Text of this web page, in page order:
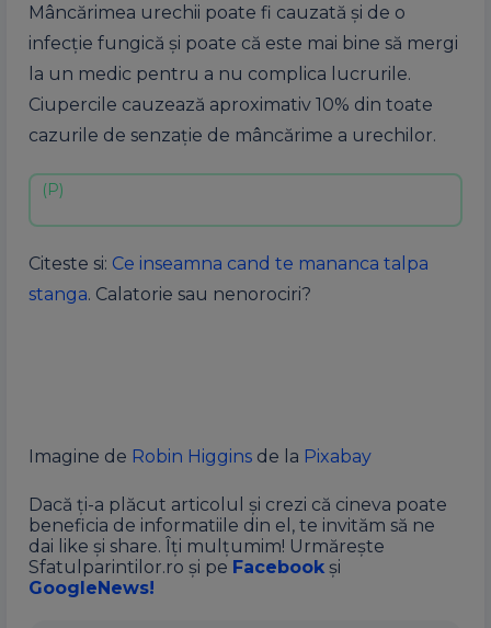
Mâncărimea urechii poate fi cauzată și de o
infecție fungică și poate că este mai bine să mergi
la un medic pentru a nu complica lucrurile.
Ciupercile cauzează aproximativ 10% din toate
cazurile de senzație de mâncărime a urechilor.
Citeste si: Ce inseamna cand te mananca talpa
stanga. Calatorie sau nenorociri?
Imagine de Robin Higgins de la Pixabay
Dacă ți-a plăcut articolul și crezi că cineva poate
beneficia de informatiile din el, te invităm să ne
dai like și share. Îți mulțumim! Urmărește
Sfatulparintilor.ro și pe Facebook și
GoogleNews!